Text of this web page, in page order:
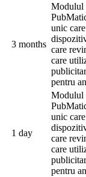
3 months
Modulul
unic
care
care
pentru
1 day
Modulul
unic
care
care
pentru